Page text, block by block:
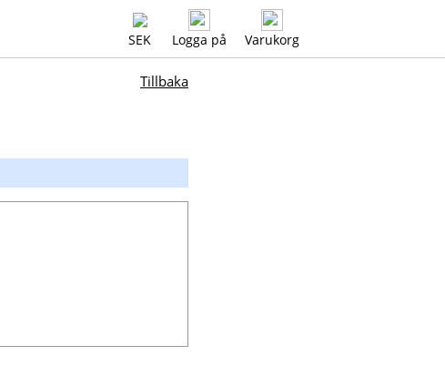
SEK Logga på Varukorg
Tillbaka